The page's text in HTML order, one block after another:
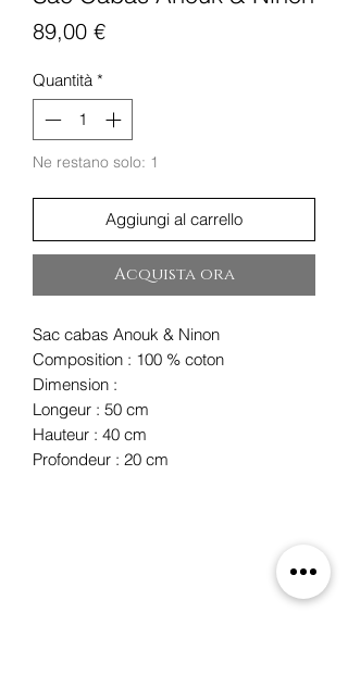
89,00 €Prezzo
Quantità *
Ne restano solo: 1
Aggiungi al carrello
Acquista ora
Sac cabas Anouk & Ninon
Composition : 100 % coton
Dimension :
Longeur : 50 cm
Hauteur : 40 cm
Profondeur : 20 cm